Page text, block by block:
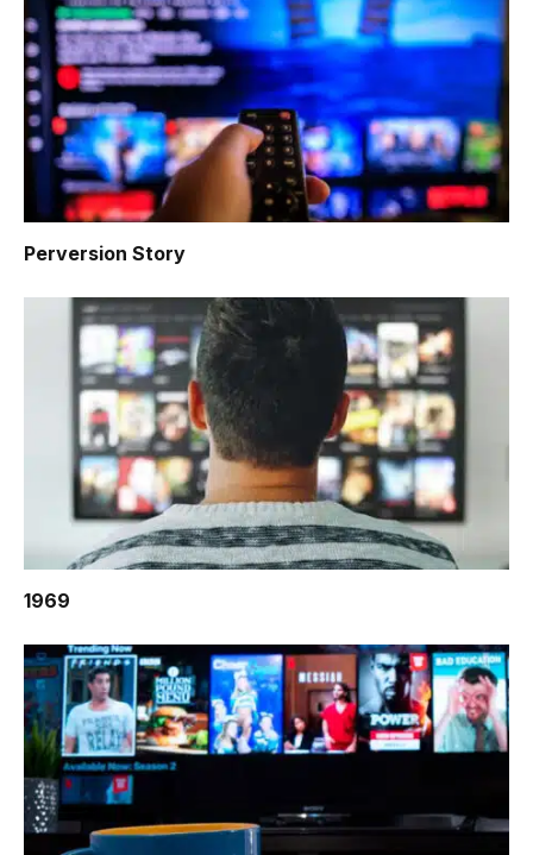
Perversion Story
1969